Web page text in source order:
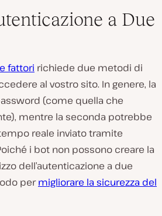
a Due
fattori richiede due metodi di
al vostro sito. In genere, la
(come quella che
mentre la seconda potrebbe
reale inviato tramite
i bot non possono creare la
dell’autenticazione a due
permigliorare la sicurezza del